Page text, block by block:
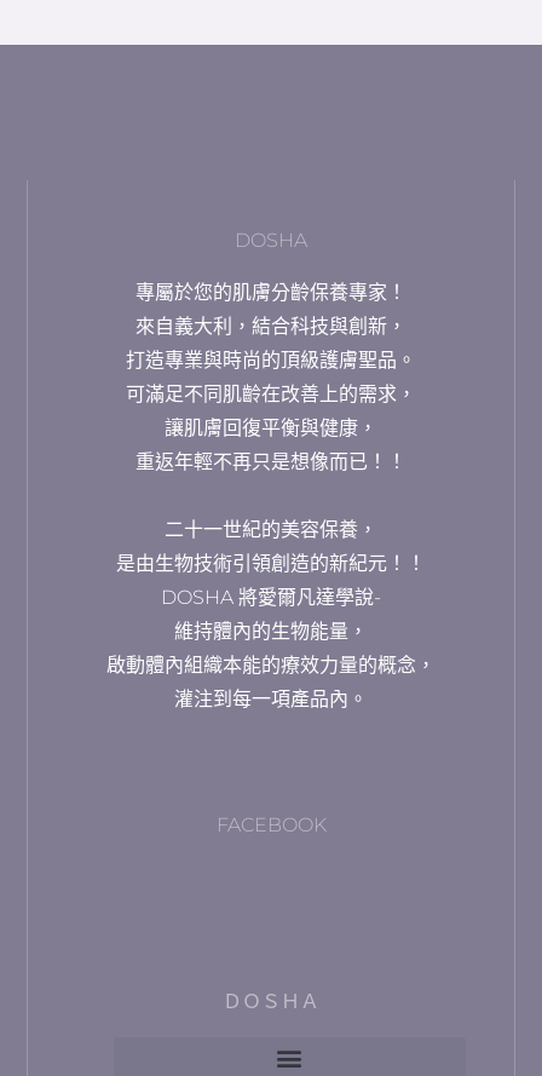
DOSHA
專屬於您的肌膚分齡保養專家！
來自義大利，結合科技與創新，
打造專業與時尚的頂級護膚聖品。
可滿足不同肌齡在改善上的需求，
讓肌膚回復平衡與健康，
重返年輕不再只是想像而已！！
二十一世紀的美容保養，
是由生物技術引領創造的新紀元！！
DOSHA 將愛爾凡達學說-
維持體內的生物能量，
啟動體內組織本能的療效力量的概念，
灌注到每一項產品內。
FACEBOOK
ＤＯＳＨＡ